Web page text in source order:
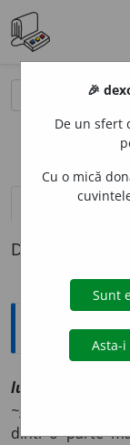
definiții (1)
Definiția cu ID-
lule
~e
dintr-o parte
🎉
De un sfert
Cu o mică